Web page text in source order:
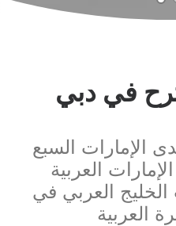
في دبي
الإمارات السبع
العربية
العربي في